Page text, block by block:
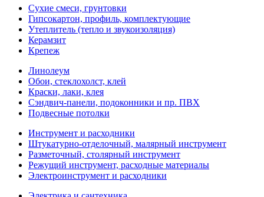
Сухие смеси, грунтовки
Гипсокартон, профиль, комплектующие
Утеплитель (тепло и звукоизоляция)
Керамзит
Крепеж
Линолеум
Обои, стеклохолст, клей
Краски, лаки, клея
Сэндвич-панели, подоконники и пр. ПВХ
Подвесные потолки
Инструмент и расходники
Штукатурно-отделочный, малярный инструмент
Разметочный, столярный инструмент
Режущий инструмент, расходные материалы
Электроинструмент и расходники